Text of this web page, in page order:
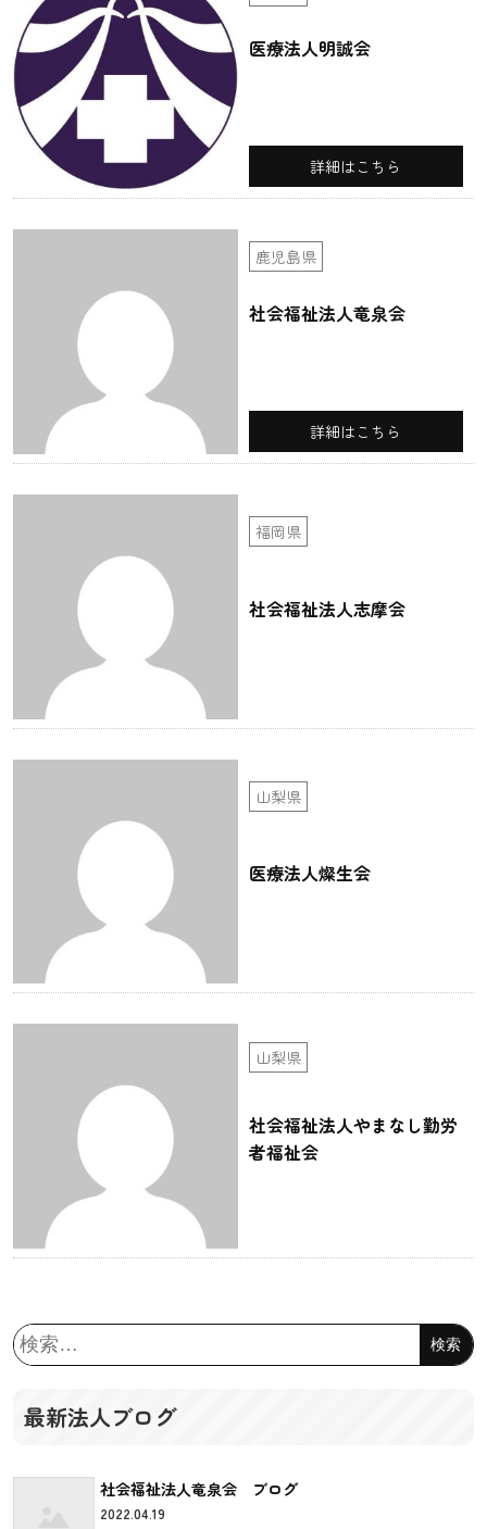
医療法人明誠会
詳細はこちら
鹿児島県
社会福祉法人竜泉会
詳細はこちら
福岡県
社会福祉法人志摩会
山梨県
医療法人燦生会
山梨県
社会福祉法人やまなし勤労
者福祉会
検
索:
最新法人ブログ
社会福祉法人竜泉会 ブログ
2022.04.19